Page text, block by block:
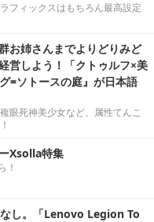
フィックスはもちろん最高設定
お姉さんまでよりどりみど
営しよう！「クトゥルフ×美
=ソトースの庭』が日本語
眼死神美少女など、属性てんこ
Xsolla特集
！
し。「Lenovo Legion To